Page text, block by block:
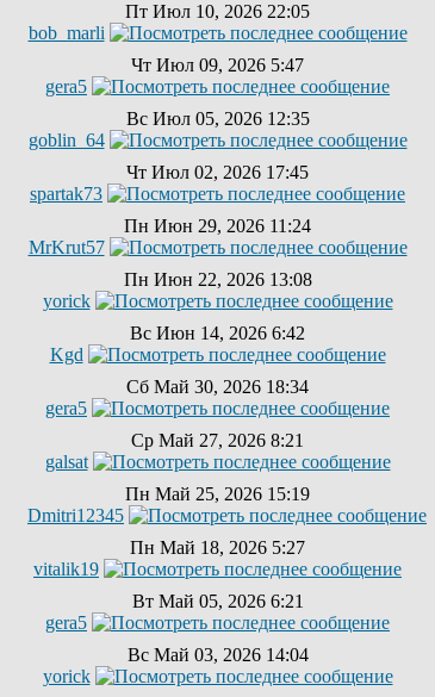
Пт Июл 10, 2026 22:05
bob_marli
Чт Июл 09, 2026 5:47
gera5
Вс Июл 05, 2026 12:35
goblin_64
Чт Июл 02, 2026 17:45
spartak73
Пн Июн 29, 2026 11:24
MrKrut57
Пн Июн 22, 2026 13:08
yorick
Вс Июн 14, 2026 6:42
Kgd
Сб Май 30, 2026 18:34
gera5
Ср Май 27, 2026 8:21
galsat
Пн Май 25, 2026 15:19
Dmitri12345
Пн Май 18, 2026 5:27
vitalik19
Вт Май 05, 2026 6:21
gera5
Вс Май 03, 2026 14:04
yorick